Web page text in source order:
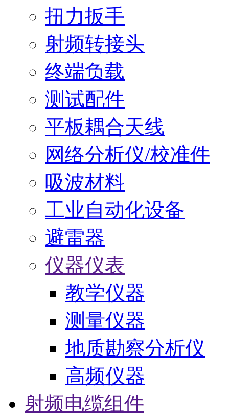
扭力扳手
射频转接头
终端负载
测试配件
平板耦合天线
网络分析仪/校准件
吸波材料
工业自动化设备
避雷器
仪器仪表
教学仪器
测量仪器
地质勘察分析仪
高频仪器
射频电缆组件